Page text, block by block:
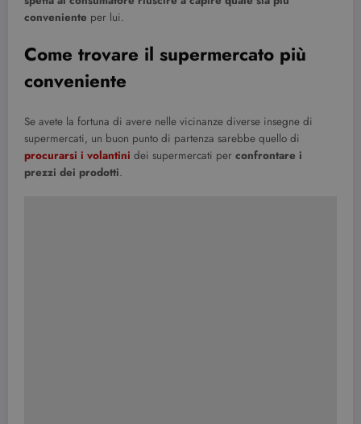
conveniente per lui.
Come trovare il supermercato più
conveniente
Se avete la fortuna di avere nelle vicinanze diverse insegne di
supermercati, un buon punto di partenza sarebbe quello di
procurarsi i volantini dei supermercati per confrontare i
prezzi dei prodotti.